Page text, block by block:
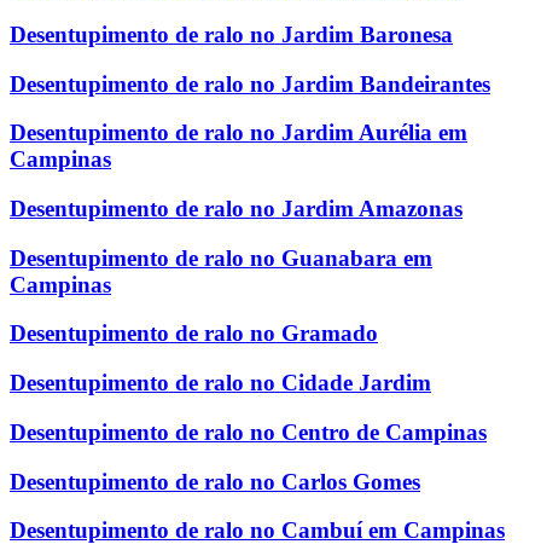
Desentupimento de ralo no Jardim Baronesa
Desentupimento de ralo no Jardim Bandeirantes
Desentupimento de ralo no Jardim Aurélia em
Campinas
Desentupimento de ralo no Jardim Amazonas
Desentupimento de ralo no Guanabara em
Campinas
Desentupimento de ralo no Gramado
Desentupimento de ralo no Cidade Jardim
Desentupimento de ralo no Centro de Campinas
Desentupimento de ralo no Carlos Gomes
Desentupimento de ralo no Cambuí em Campinas